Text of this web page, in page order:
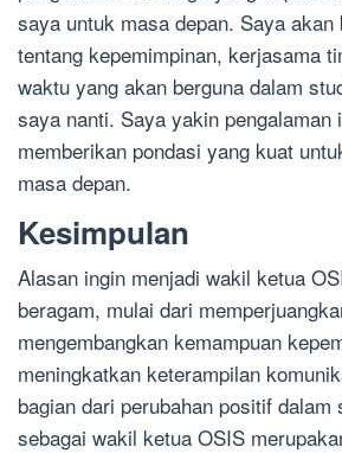
saya untuk masa depan. Saya akan
tentang kepemimpinan, kerjasama
waktu yang akan berguna dalam
saya nanti. Saya yakin pengalaman
memberikan pondasi yang kuat
masa depan.
Kesimpulan
Alasan ingin menjadi wakil ketua
beragam, mulai dari
mengembangkan kemampuan
meningkatkan keterampilan
bagian dari perubahan positif dalam
sebagai wakil ketua OSIS